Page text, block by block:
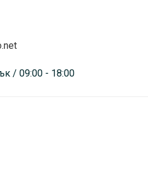
/ 09:00 - 18:00